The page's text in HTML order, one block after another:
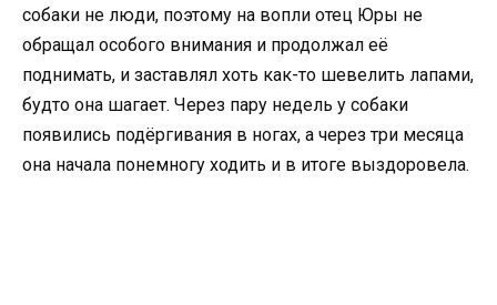
собаки не люди, поэтому на вопли отец Юры не
обращал особого внимания и продолжал её
поднимать, и заставлял хоть как-то шевелить лапами,
будто она шагает. Через пару недель у собаки
появились подёргивания в ногах, а через три месяца
она начала понемногу ходить и в итоге выздоровела.